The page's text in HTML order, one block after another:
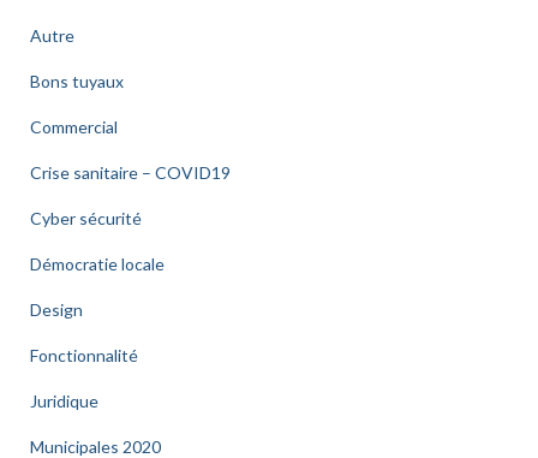
Autre
Bons tuyaux
Commercial
Crise sanitaire – COVID19
Cyber sécurité
Démocratie locale
Design
Fonctionnalité
Juridique
Municipales 2020